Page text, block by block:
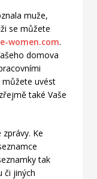
muže,
se můžete
women.com.
domova
můžete uvést
také Vaše
Ke
tak
či jiných